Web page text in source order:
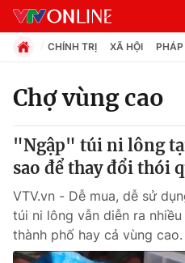
Chuyên mục
Chính trị
Xã hội
Pháp luật
CHÍNH TRỊ XÃ HỘI
Chợ vùng cao
"Ngập" túi ni lông
sao để thay đổi thói
VTV.vn - Dễ mua, dễ sử
túi ni lông vẫn diễn ra
thành phố hay cả vùng cao.